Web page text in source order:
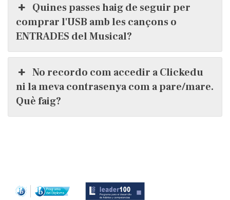
Quines passes haig de seguir per
comprar l'USB amb les cançons o
ENTRADES del Musical?
No recordo com accedir a Clickedu
ni la meva contrasenya com a pare/mare.
Què faig?